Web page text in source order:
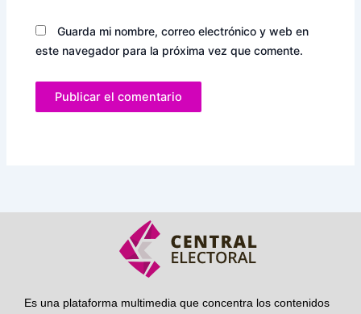
Guarda mi nombre, correo electrónico y web en
este navegador para la próxima vez que comente.
Es una plataforma multimedia que concentra los contenidos